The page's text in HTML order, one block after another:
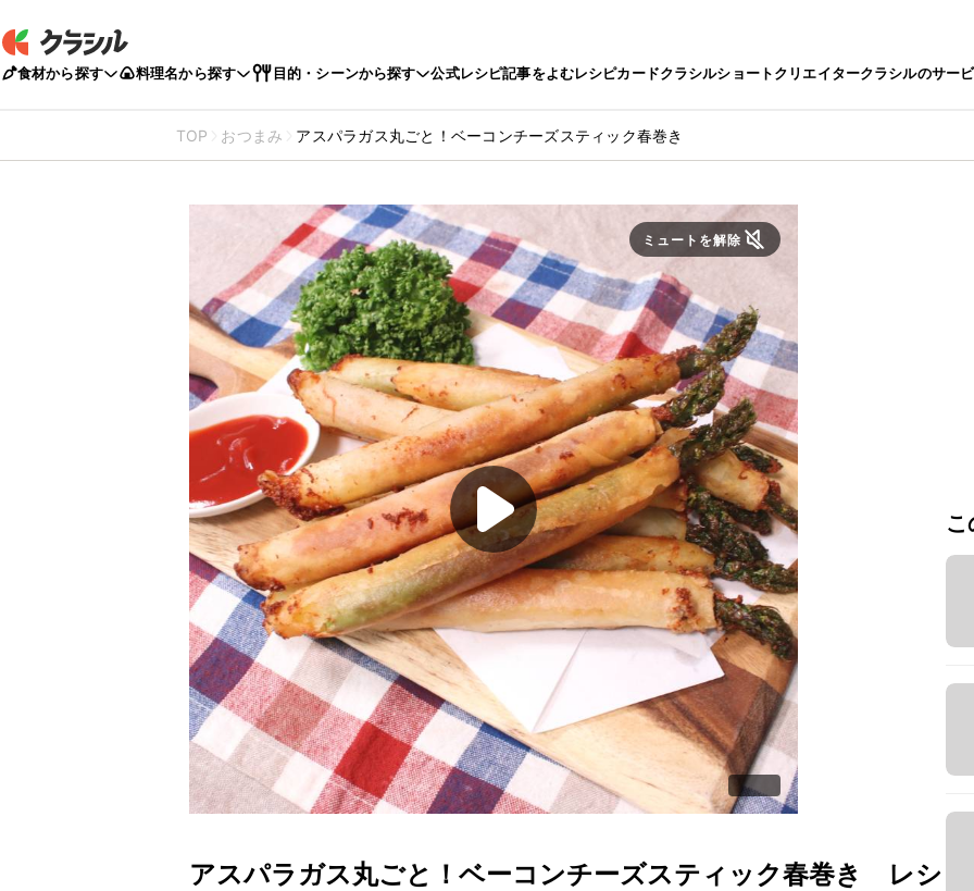
食材から探す 料理名から探す 目的・シーンから探す 公式レシピ記事をよむレシピカードクラシルショートクリエイタークラシルのサー
TOP おつまみ アスパラガス丸ごと！ベーコンチーズスティック春巻き
ミュートを解除
アスパラガス丸ごと！ベーコンチーズスティック春巻き
レシ